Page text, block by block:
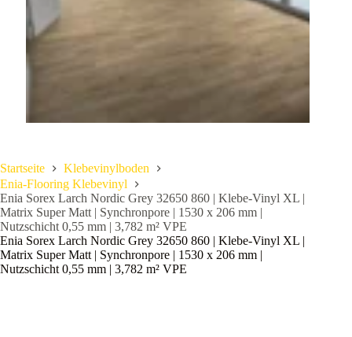
Startseite
Klebevinylboden
Enia-Flooring Klebevinyl
Enia Sorex Larch Nordic Grey 32650 860 | Klebe-Vinyl XL |
Matrix Super Matt | Synchronpore | 1530 x 206 mm |
Nutzschicht 0,55 mm | 3,782 m² VPE
Enia Sorex Larch Nordic Grey 32650 860 | Klebe-Vinyl XL |
Matrix Super Matt | Synchronpore | 1530 x 206 mm |
Nutzschicht 0,55 mm | 3,782 m² VPE